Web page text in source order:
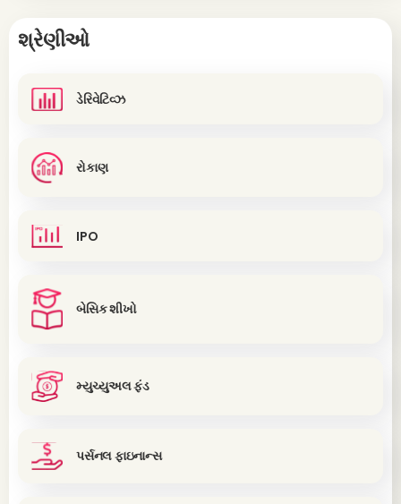
શ્રેણીઓ
ડેરિવેટિવ્ઝ
રોકાણ
IPO
બેસિક શીખો
મ્યુચ્યુઅલ ફંડ
પર્સનલ ફાઇનાન્સ